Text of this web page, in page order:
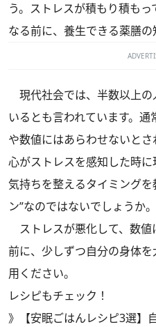
う。ストレスが積もり積も
なる前に、養生できる薬膳の
現代社会では、半数以上の
いるとも言われています。
や数値にはあらわせないと
心がストレスを感知した時
気持ちを整えるタイミング
ン”なのではないでしょうか。
ストレスが悪化して、数値
前に、少しずつ自分の身体
用ください。
レシピもチェック！
》
【安眠ごはんレシピ3選